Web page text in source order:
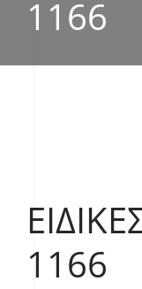
1166
1166